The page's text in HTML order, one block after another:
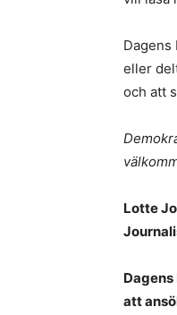
Dagens
eller
och att
Lotte
att